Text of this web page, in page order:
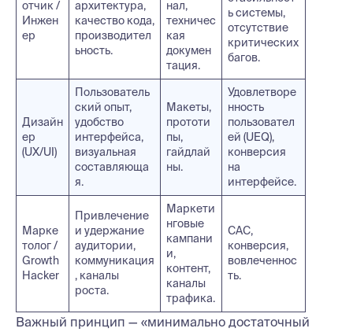
отчик /
Инжен
ер
архитектура,
качество кода,
производител
ьность.
нал,
техничес
кая
докумен
тация.
ь системы,
отсутствие
критических
багов.
Дизайн
ер
(UX/UI)
Пользователь
ский опыт,
удобство
интерфейса,
визуальная
составляюща
я.
Макеты,
прототи
пы,
гайдлай
ны.
Удовлетворе
нность
пользовател
ей (UEQ),
конверсия
на
интерфейсе.
Марке
толог /
Growth
Hacker
Привлечение
и удержание
аудитории,
коммуникация
, каналы
роста.
Маркети
нговые
кампани
и,
контент,
каналы
трафика.
CAC,
конверсия,
вовлеченнос
ть.
Важный принцип — «минимально достаточный